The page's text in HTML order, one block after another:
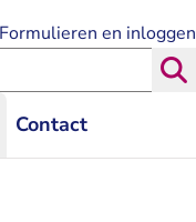
Contact
Formulieren en inloggen
de Rechtspraak